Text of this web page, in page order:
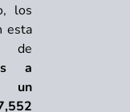
los
esta
de
a
un